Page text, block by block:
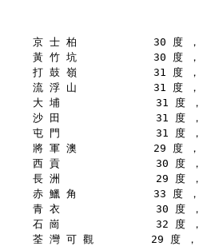
京 士 柏            30 度 ，
黃 竹 坑            30 度 ，
打 鼓 嶺            31 度 ，
流 浮 山            31 度 ，
大 埔               31 度 ，
沙 田               31 度 ，
屯 門               31 度 ，
將 軍 澳            29 度 ，
西 貢               30 度 ，
長 洲               29 度 ，
赤 鱲 角            33 度 ，
青 衣               30 度 ，
石 崗               32 度 ，
荃 灣 可 觀         29 度 ，